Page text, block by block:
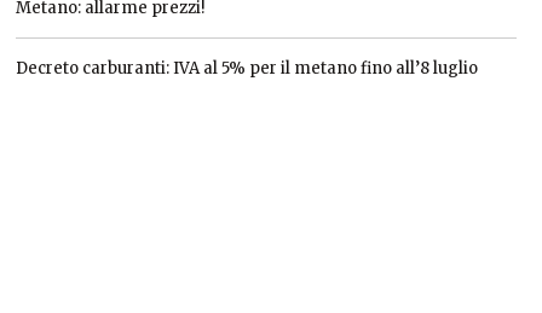
Metano: allarme prezzi!
Decreto carburanti: IVA al 5% per il metano fino all’8 luglio